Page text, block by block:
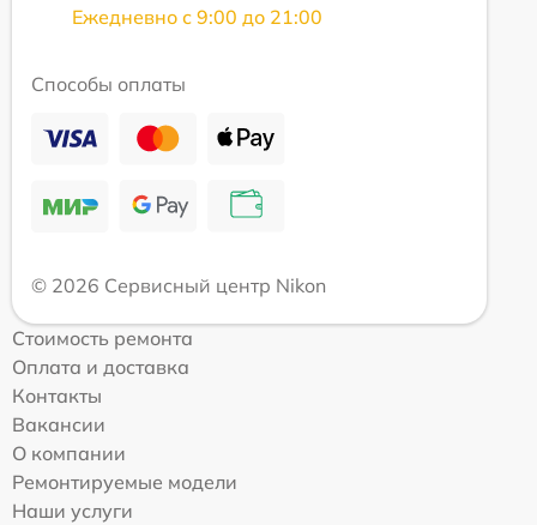
Ежедневно с 9:00 до 21:00
Способы оплаты
© 2026 Сервисный центр Nikon
Стоимость ремонта
Оплата и доставка
Контакты
Вакансии
О компании
Ремонтируемые модели
Наши услуги